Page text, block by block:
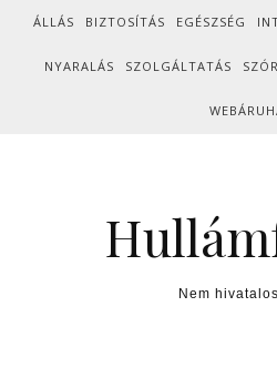
Skip to content
ÁLLÁS BIZTOSÍTÁS EGÉSZSÉG
NYARALÁS SZOLGÁLTATÁS
Nem